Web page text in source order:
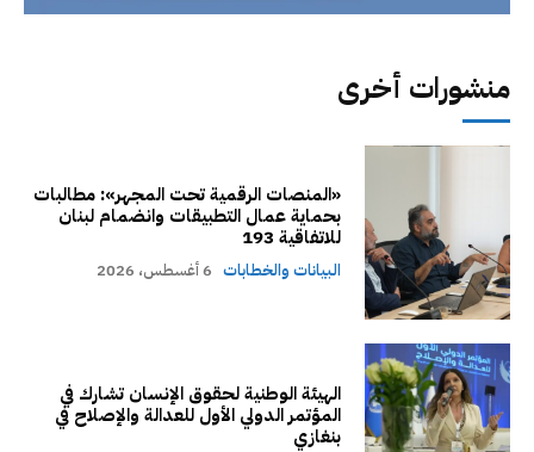
منشورات أخرى
«المنصات الرقمية تحت المجهر»: مطالبات
بحماية عمال التطبيقات وانضمام لبنان
للاتفاقية 193
البيانات والخطابات 6 أغسطس، 2026
الهيئة الوطنية لحقوق الإنسان تشارك في
المؤتمر الدولي الأول للعدالة والإصلاح في
بنغازي